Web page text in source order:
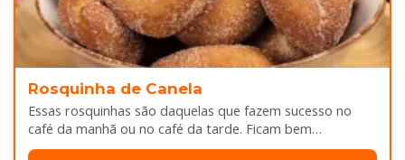
Rosquinha de Canela
Essas rosquinhas são daquelas que fazem sucesso no
café da manhã ou no café da tarde. Ficam bem
douradinhas por…